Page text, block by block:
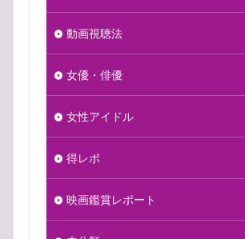
動画視聴法
女優・俳優
女性アイドル
得レポ
映画鑑賞レポート